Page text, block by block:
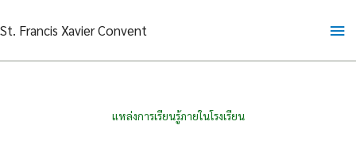
to
St. Francis Xavier Convent
แหล่งการเรียนรู้ภายในโรงเรียน